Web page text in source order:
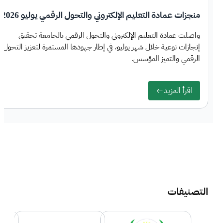
منجزات عمادة التعليم الإلكتروني والتحول الرقمي يوليو 2026
واصلت عمادة التعليم الإلكتروني والتحول الرقمي بالجامعة تحقيق
إنجازات نوعية خلال شهر يوليو، في إطار جهودها المستمرة لتعزيز التحول
الرقمي والتميز المؤسس.
اقرأ المزيد
التصنيفات